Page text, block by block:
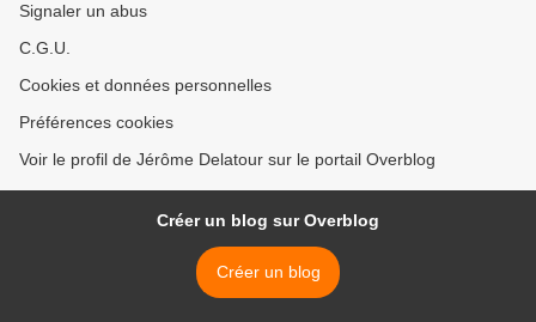
Signaler un abus
C.G.U.
Cookies et données personnelles
Préférences cookies
Voir le profil de Jérôme Delatour sur le portail Overblog
Créer un blog sur Overblog
Créer un blog